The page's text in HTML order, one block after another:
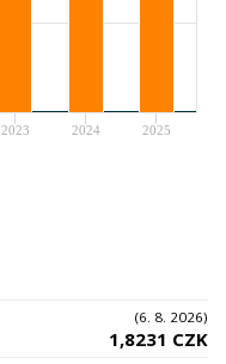
2023 2024 2025
(6. 8. 2026)
1,8231 CZK